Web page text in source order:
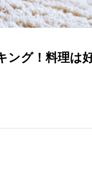
ング！料理は